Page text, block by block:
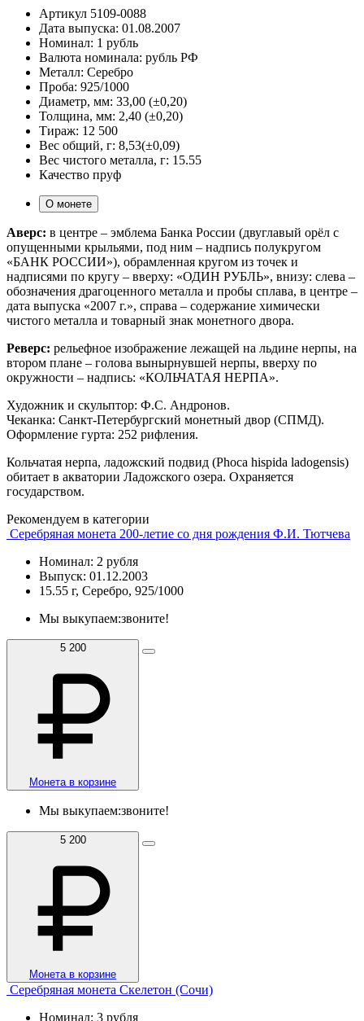
Артикул 5109-0088
Дата выпуска: 01.08.2007
Номинал: 1 рубль
Валюта номинала: рубль РФ
Металл: Серебро
Проба: 925/1000
Диаметр, мм: 33,00 (±0,20)
Толщина, мм: 2,40 (±0,20)
Тираж: 12 500
Вес общий, г: 8,53(±0,09)
Вес чистого металла, г: 15.55
Качество пруф
О монете
Аверс: в центре – эмблема Банка России (двуглавый орёл с
опущенными крыльями, под ним – надпись полукругом
«БАНК РОССИИ»), обрамленная кругом из точек и
надписями по кругу – вверху: «ОДИН РУБЛЬ», внизу: слева –
обозначения драгоценного металла и пробы сплава, в центре –
дата выпуска «2007 г.», справа – содержание химически
чистого металла и товарный знак монетного двора.
Реверс: рельефное изображение лежащей на льдине нерпы, на
втором плане – голова вынырнувшей нерпы, вверху по
окружности – надпись: «КОЛЬЧАТАЯ НЕРПА».
Художник и скульптор: Ф.С. Андронов.
Чеканка: Санкт-Петербургский монетный двор (СПМД).
Оформление гурта: 252 рифления.
Кольчатая нерпа, ладожский подвид (Phoca hispida ladogensis)
обитает в акватории Ладожского озера. Охраняется
государством.
Рекомендуем в категории
Серебряная монета 200-летие со дня рождения Ф.И. Тютчева
Номинал: 2 рубля
Выпуск: 01.12.2003
15.55 г, Серебро, 925/1000
Мы выкупаем:звоните!
5 200
Монета в корзине
Мы выкупаем:звоните!
5 200
Монета в корзине
Серебряная монета Скелетон (Сочи)
Номинал: 3 рубля